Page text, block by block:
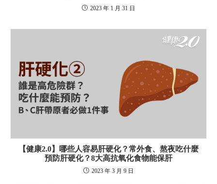
2023 年 1 月 31 日
【健康2.0】哪些人容易肝硬化？常外食、熬夜吃什麼
預防肝硬化？8大高抗氧化食物能保肝
2023 年 3 月 9 日